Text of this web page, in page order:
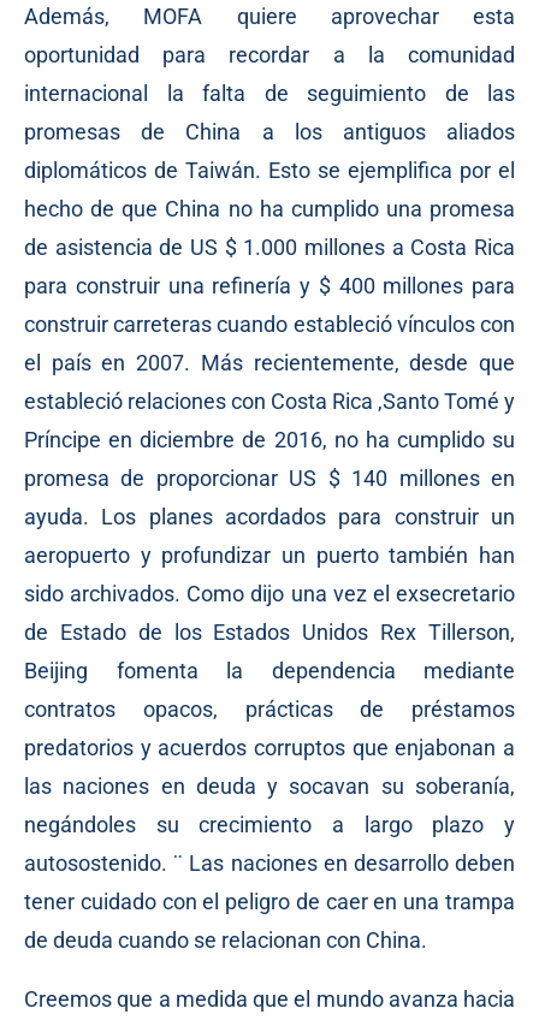
Además, MOFA quiere aprovechar esta
oportunidad para recordar a la comunidad
internacional la falta de seguimiento de las
promesas de China a los antiguos aliados
diplomáticos de Taiwán. Esto se ejemplifica por el
hecho de que China no ha cumplido una promesa
de asistencia de US $ 1.000 millones a Costa Rica
para construir una refinería y $ 400 millones para
construir carreteras cuando estableció vínculos con
el país en 2007. Más recientemente, desde que
estableció relaciones con Costa Rica ,Santo Tomé y
Príncipe en diciembre de 2016, no ha cumplido su
promesa de proporcionar US $ 140 millones en
ayuda. Los planes acordados para construir un
aeropuerto y profundizar un puerto también han
sido archivados. Como dijo una vez el exsecretario
de Estado de los Estados Unidos Rex Tillerson,
Beijing fomenta la dependencia mediante
contratos opacos, prácticas de préstamos
predatorios y acuerdos corruptos que enjabonan a
las naciones en deuda y socavan su soberanía,
negándoles su crecimiento a largo plazo y
autosostenido. ¨ Las naciones en desarrollo deben
tener cuidado con el peligro de caer en una trampa
de deuda cuando se relacionan con China.
Creemos que a medida que el mundo avanza hacia